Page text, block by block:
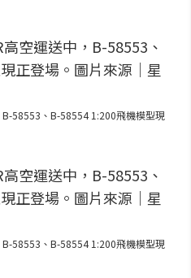
B-58553、B-58554 1:200飛機模型現
B-58553、B-58554 1:200飛機模型現